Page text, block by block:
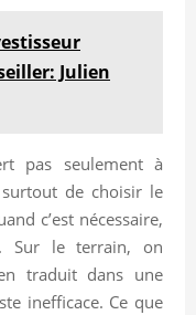
Julien
pas seulement à
de choisir le
c’est nécessaire,
Sur le terrain, on
traduit dans une
inefficace. Ce que